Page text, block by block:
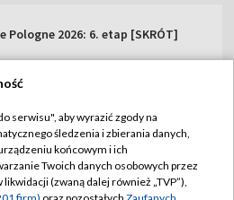
Pologne 2026: 6. etap [SKRÓT]
TVP
TVP
Sklep TVP
TVP
prywatności
serwisu", aby wyrazić zgody na
śledzenia i zbierania danych,
końcowym i ich
Twoich danych osobowych przez
likwidacji (zwaną dalej również „TVP”),